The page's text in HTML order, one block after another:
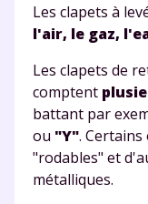
Les clapets à
l'air, le gaz,
Les clapets de
comptent
battant par
ou "Y".
"rodables" et
métalliques.